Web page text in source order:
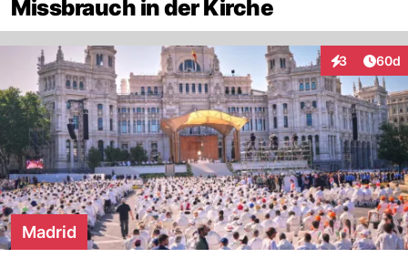
Missbrauch in der Kirche
3
Interaktionen
60d
Madrid